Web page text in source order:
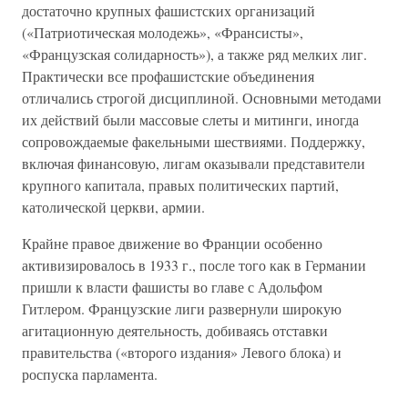
достаточно крупных фашистских организаций
(«Патриотическая молодежь», «Франсисты»,
«Французская солидарность»), а также ряд мелких лиг.
Практически все профашистские объединения
отличались строгой дисциплиной. Основными методами
их действий были массовые слеты и митинги, иногда
сопровождаемые факельными шествиями. Поддержку,
включая финансовую, лигам оказывали представители
крупного капитала, правых политических партий,
католической церкви, армии.
Крайне правое движение во Франции особенно
активизировалось в 1933 г., после того как в Германии
пришли к власти фашисты во главе с Адольфом
Гитлером. Французские лиги развернули широкую
агитационную деятельность, добиваясь отставки
правительства («второго издания» Левого блока) и
роспуска парламента.